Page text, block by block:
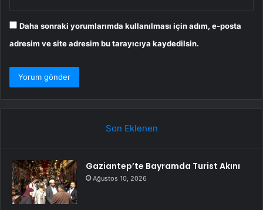
Daha sonraki yorumlarımda kullanılması için adım, e-posta
adresim ve site adresim bu tarayıcıya kaydedilsin.
Son Eklenen
Gaziantep’te Bayramda Turist Akını
Ağustos 10, 2026